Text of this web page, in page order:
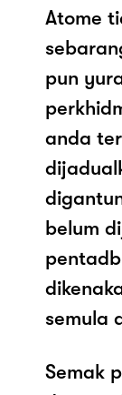
Atome
pun
anda
belum
semula
Semak